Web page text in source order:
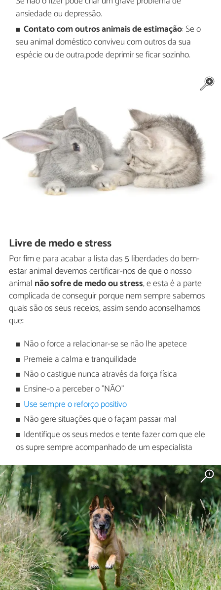
ansiedade ou depressão.
Contato com outros animais de estimação: Se o
seu animal doméstico conviveu com outros da sua
espécie ou de outra,pode deprimir se ficar sozinho.
Livre de medo e stress
Por fim e para acabar a lista das 5 liberdades do bem-
estar animal devemos certificar-nos de que o nosso
animal não sofre de medo ou stress, e esta é a parte
complicada de conseguir porque nem sempre sabemos
quais são os seus receios, assim sendo aconselhamos
que:
Não o force a relacionar-se se não lhe apetece
Premeie a calma e tranquilidade
Não o castigue nunca através da força física
Ensine-o a perceber o "NÃO"
Use sempre o reforço positivo
Não gere situações que o façam passar mal
Identifique os seus medos e tente fazer com que ele
os supre sempre acompanhado de um especialista